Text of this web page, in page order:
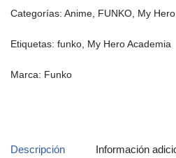
Categorías: Anime, FUNKO, My
Etiquetas: funko, My Hero Academia
Marca: Funko
Descripción Información